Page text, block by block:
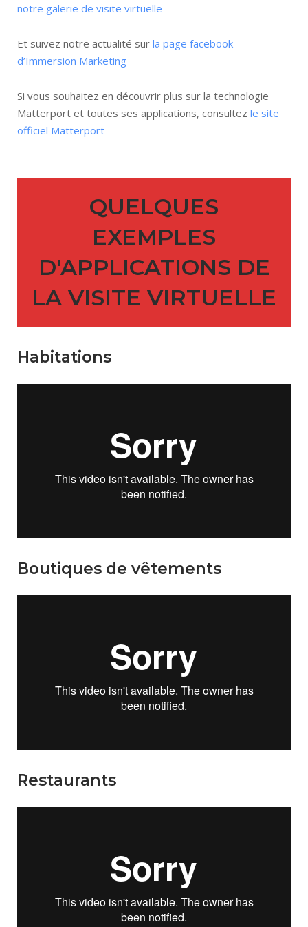
notre galerie de visite virtuelle
Et suivez notre actualité sur la page facebook
d’Immersion Marketing
Si vous souhaitez en découvrir plus sur la technologie
Matterport et toutes ses applications, consultez le site
officiel Matterport
QUELQUES
EXEMPLES
D'APPLICATIONS DE
LA VISITE VIRTUELLE
Habitations
Boutiques de vêtements
Restaurants